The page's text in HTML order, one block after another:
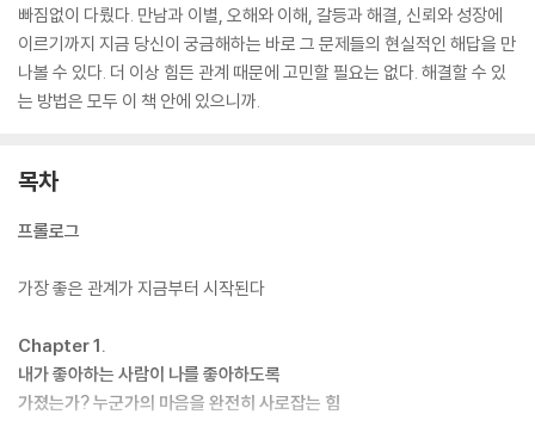
빠짐없이 다뤘다. 만남과 이별, 오해와 이해, 갈등과 해결, 신뢰와 성장에
이르기까지 지금 당신이 궁금해하는 바로 그 문제들의 현실적인 해답을 만
나볼 수 있다. 더 이상 힘든 관계 때문에 고민할 필요는 없다. 해결할 수 있
는 방법은 모두 이 책 안에 있으니까.
목차
프롤로그
가장 좋은 관계가 지금부터 시작된다
Chapter 1.
내가 좋아하는 사람이 나를 좋아하도록
가졌는가? 누군가의 마음을 완전히 사로잡는 힘